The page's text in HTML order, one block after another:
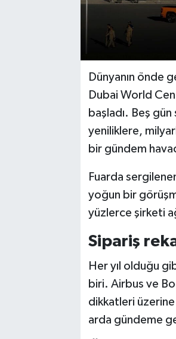
Dünyanın önde
Dubai World
başladı. Beş
yeniliklere,
bir gündem
Fuarda
yoğun bir
yüzlerce şirketi
Sipariş
Her yıl olduğu
biri. Airbus ve
dikkatleri üzerine
arda gündeme